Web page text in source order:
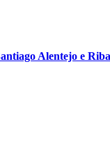
Alentejo e